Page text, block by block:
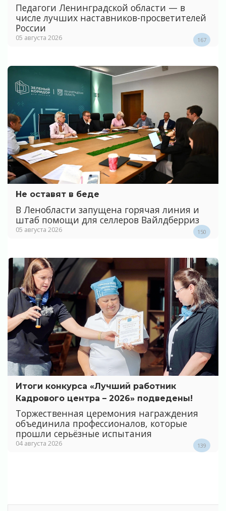
Педагоги Ленинградской области — в
числе лучших наставников-просветителей
России
05 августа 2026 167
Не оставят в беде
В Ленобласти запущена горячая линия и
штаб помощи для селлеров Вайлдберриз
05 августа 2026 150
Итоги конкурса «Лучший работник
Кадрового центра – 2026» подведены!
Торжественная церемония награждения
объединила профессионалов, которые
прошли серьёзные испытания
04 августа 2026 139